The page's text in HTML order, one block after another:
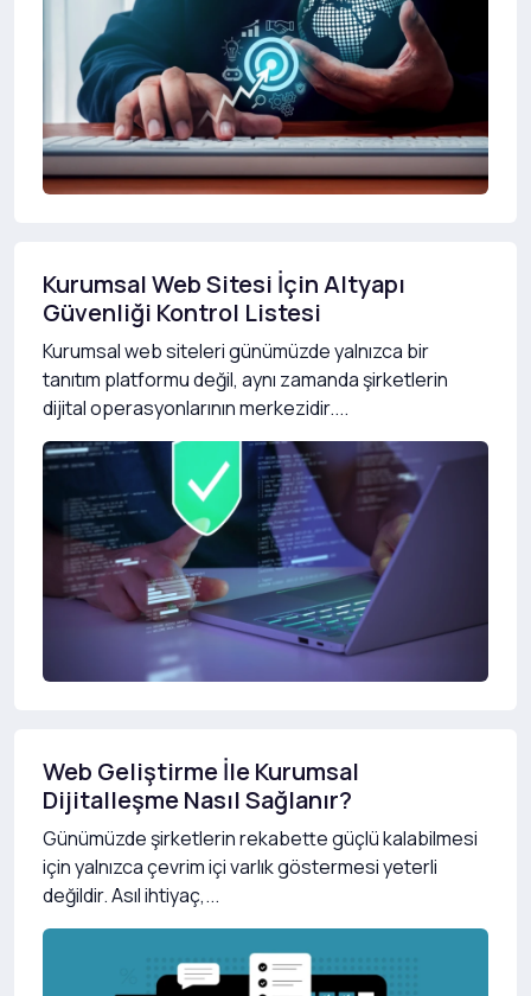
Kurumsal Web Sitesi İçin Altyapı
Güvenliği Kontrol Listesi
Kurumsal web siteleri günümüzde yalnızca bir
tanıtım platformu değil, aynı zamanda şirketlerin
dijital operasyonlarının merkezidir....
Web Geliştirme İle Kurumsal
Dijitalleşme Nasıl Sağlanır?
Günümüzde şirketlerin rekabette güçlü kalabilmesi
için yalnızca çevrim içi varlık göstermesi yeterli
değildir. Asıl ihtiyaç,...